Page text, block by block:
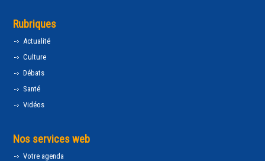
Rubriques
Actualité
Culture
Débats
Santé
Vidéos
Nos services web
Votre agenda